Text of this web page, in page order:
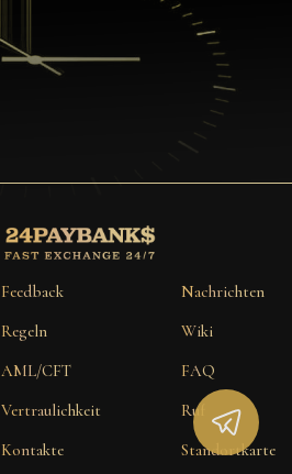
Feedback
Regeln
AML/CFT
Vertraulichkeit
Kontakte
Nachrichten
Wiki
FAQ
Ruf
Standortkarte